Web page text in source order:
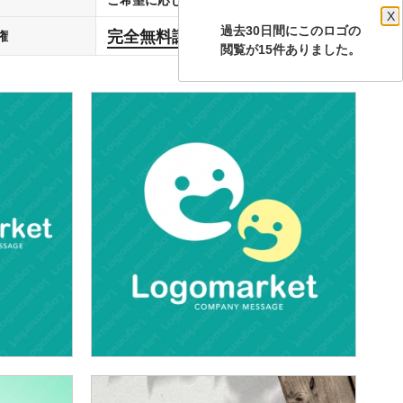
完全無料譲渡 します
過去30日間にこのロゴの
X
閲覧が15件ありました。